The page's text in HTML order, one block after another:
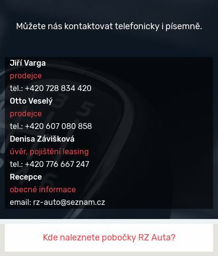
Můžete nás kontaktovat telefonicky i písemně.
Jiří Varga
prodejce
tel.: +420 728 834 420
Otto Veselý
prodejce
tel.: +420 607 080 858
Denisa Závišková
úvěr, pojištění leasing
tel.: +420 776 667 247
Recepce
obecné informace
email: rz-auto@seznam.cz
Kde naleznete pobočky RZ Auta?